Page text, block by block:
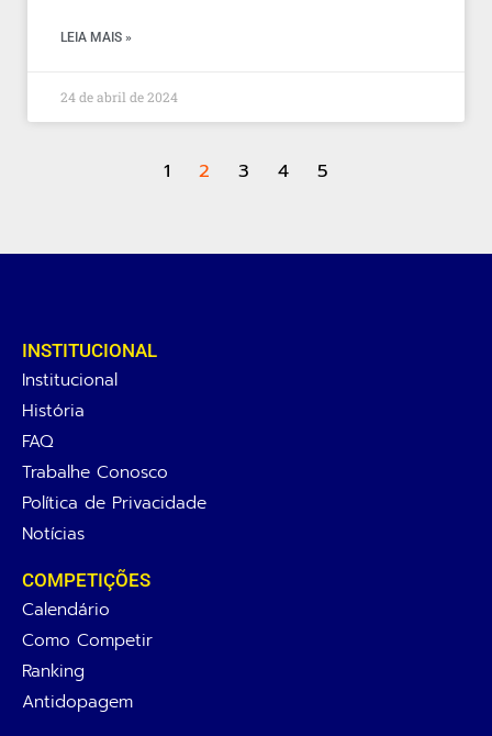
LEIA MAIS »
24 de abril de 2024
1 2 3 4 5
INSTITUCIONAL
Institucional
História
FAQ
Trabalhe Conosco
Política de Privacidade
Notícias
COMPETIÇÕES
Calendário
Como Competir
Ranking
Antidopagem